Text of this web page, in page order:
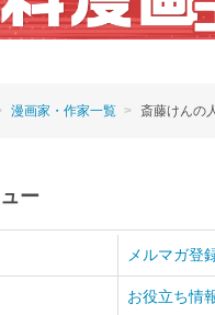
漫画家・作家一覧 斎藤けんの
ー
メルマガ登
お役立ち情